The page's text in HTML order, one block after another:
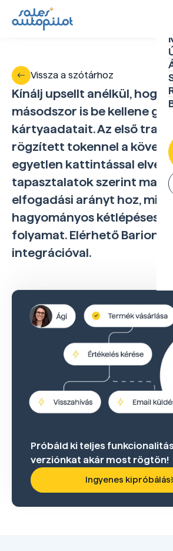
Vissza a szótárhoz
Kínálj upsellt anélkül, hogy
másodszor is be kellene
kártyaadatait. Az első
rögzített tokennel a
egyetlen kattintással
tapasztalatok szerint
elfogadási arányt hoz, mint
hagyományos kétlépéses
folyamat. Elérhető Barion és
integrációval.
Próbáld ki teljes
verziónkat akár most rögtön!
Ingyenes kipróbálás